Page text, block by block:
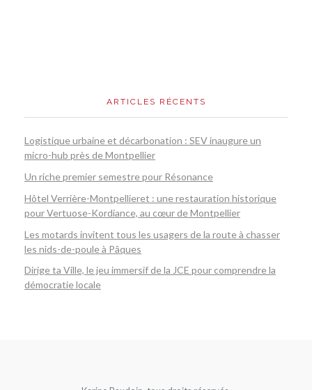
ARTICLES RÉCENTS
Logistique urbaine et décarbonation : SEV inaugure un
micro-hub près de Montpellier
Un riche premier semestre pour Résonance
Hôtel Verrière-Montpellieret : une restauration historique
pour Vertuose-Kordiance, au cœur de Montpellier
Les motards invitent tous les usagers de la route à chasser
les nids-de-poule à Pâques
Dirige ta Ville, le jeu immersif de la JCE pour comprendre la
démocratie locale